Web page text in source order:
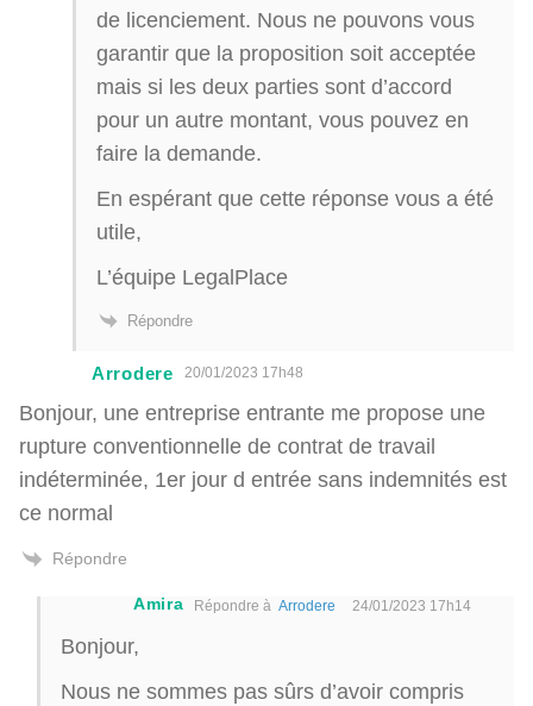
de licenciement. Nous ne pouvons vous
garantir que la proposition soit acceptée
mais si les deux parties sont d’accord
pour un autre montant, vous pouvez en
faire la demande.
En espérant que cette réponse vous a été
utile,
L’équipe LegalPlace
Répondre
Arrodere 20/01/2023 17h48
Bonjour, une entreprise entrante me propose une
rupture conventionnelle de contrat de travail
indéterminée, 1er jour d entrée sans indemnités est
ce normal
Répondre
Amira Répondre à Arrodere 24/01/2023 17h14
Bonjour,
Nous ne sommes pas sûrs d’avoir compris